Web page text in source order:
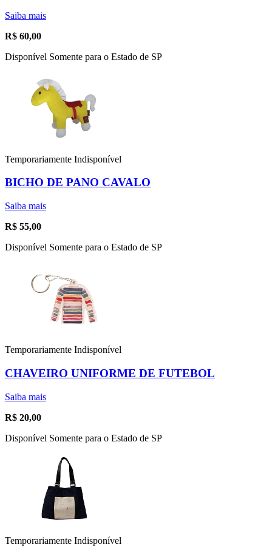
Saiba mais
R$ 60,00
Disponível Somente para o Estado de SP
Temporariamente Indisponível
BICHO DE PANO CAVALO
Saiba mais
R$ 55,00
Disponível Somente para o Estado de SP
Temporariamente Indisponível
CHAVEIRO UNIFORME DE FUTEBOL
Saiba mais
R$ 20,00
Disponível Somente para o Estado de SP
Temporariamente Indisponível